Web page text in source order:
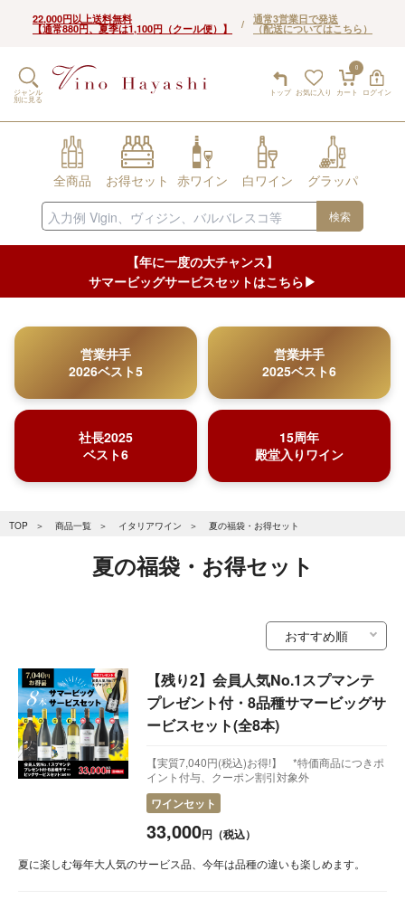
22,000円以上送料無料
【通常880円、夏季は1,100円（クール便）】 / 通常3営業日で発送
（配送についてはこちら）
トップ お気に入り
0
カート ログイン
ジャンル
別に見る
全商品 お得セット 赤ワイン 白ワイン グラッパ
検索
【年に一度の大チャンス】
サマービッグサービスセットはこちら▶︎
営業井手
2026ベスト5
営業井手
2025ベスト6
社長2025
ベスト6
15周年
殿堂入りワイン
TOP 商品一覧 イタリアワイン 夏の福袋・お得セット
夏の福袋・お得セット
【残り2】会員人気No.1スプマンテ
プレゼント付・8品種サマービッグサ
ービスセット(全8本)
【実質7,040円(税込)お得!】 *特価商品につきポ
イント付与、クーポン割引対象外
ワインセット
33,000円（税込）
夏に楽しむ毎年大人気のサービス品、今年は品種の違いも楽しめます。